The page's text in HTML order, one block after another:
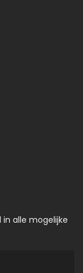
alle mogelijke